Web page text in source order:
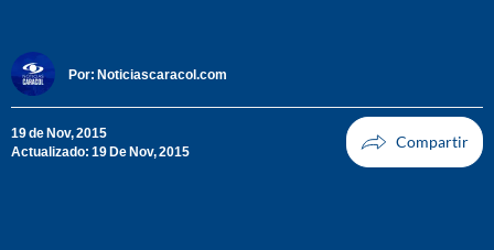
Por: Noticiascaracol.com
19 de Nov, 2015
Actualizado: 19 De Nov, 2015